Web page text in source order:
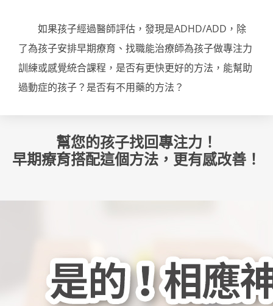
如果孩子經過醫師評估，發現是ADHD/ADD，除
了為孩子安排早期療育、找職能治療師為孩子做專注力
訓練或感覺統合課程，是否有更快更好的方法，能幫助
過動症的孩子？是否有不用藥的方法？
幫您的孩子找回專注力！
早期療育搭配這個方法，更有感改善！